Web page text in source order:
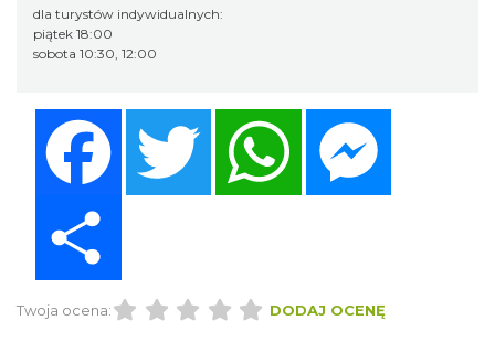
dla turystów indywidualnych:
piątek 18:00
sobota 10:30, 12:00
Twitter WhatsApp
Twoja ocena: DODAJ OCENĘ